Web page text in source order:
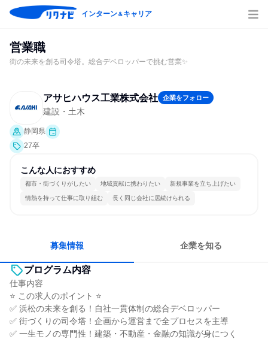
インターン＆キャリア
営業職
街の未来を創る司令塔。総合デベロッパーで挑む営業✨
アサヒハウス工業株式会社 企業をフォロー
建設・土木
静岡県
27卒
こんな人におすすめ
都市・街づくりがしたい 地域貢献に携わりたい 新規事業を立ち上げたい
情熱を持って仕事に取り組む 長く同じ会社に居続けられる
募集情報 企業を知る
プログラム内容
仕事内容
⭐ この求人のポイント ⭐
✅ 浜松の未来を創る！自社一貫体制の総合デベロッパー
✅ 街づくりの司令塔！企画から運営まで全プロセスを主導
✅ 一生モノの専門性！建築・不動産・金融の知識が身につく